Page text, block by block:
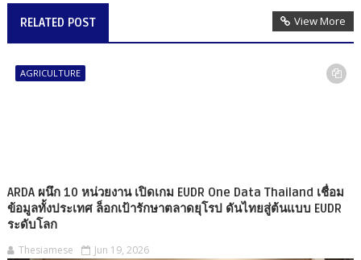
RELATED POST View More
AGRICULTURE
ARDA ผนึก 10 หน่วยงาน เปิดเกม EUDR One Data Thailand เชื่อม
ข้อมูลทั้งประเทศ ล็อกเป้ารักษาตลาดยุโรป ดันไทยสู่ต้นแบบ EUDR
ระดับโลก
Thesiamese Jun 19, 2026